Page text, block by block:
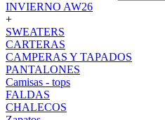
INVIERNO AW26
+
SWEATERS
CARTERAS
CAMPERAS Y TAPADOS
PANTALONES
Camisas - tops
FALDAS
CHALECOS